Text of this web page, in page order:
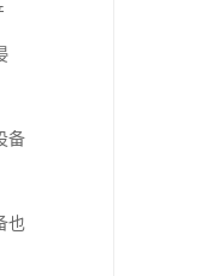
备
也